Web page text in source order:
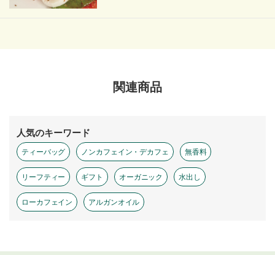
関連商品
人気のキーワード
ティーバッグ ノンカフェイン・デカフェ 無香料
リーフティー ギフト オーガニック 水出し
ローカフェイン アルガンオイル